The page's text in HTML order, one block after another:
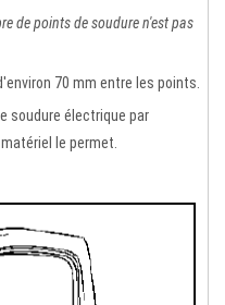
de points de soudure n'est pas
70 mm entre les points.
soudure électrique par
le permet.